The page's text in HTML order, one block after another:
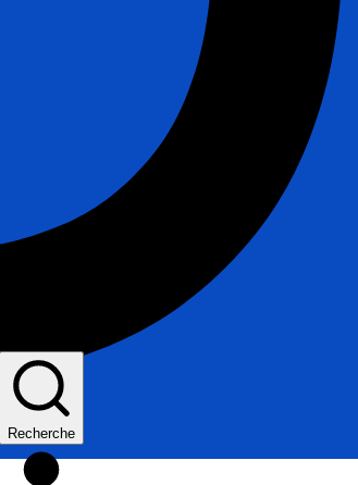
Recherche